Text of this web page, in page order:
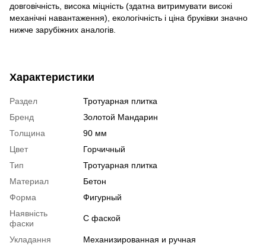
довговічність, висока міцність (здатна витримувати високі
механічні навантаження), екологічність і ціна бруківки значно
нижче зарубіжних аналогів.
Характеристики
Раздел
Тротуарная плитка
Бренд
Золотой Мандарин
Толщина
90 мм
Цвет
Горчичный
Тип
Тротуарная плитка
Материал
Бетон
Форма
Фигурный
Наявність
фаски
С фаской
Укладання
Механизированная и ручная